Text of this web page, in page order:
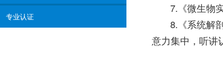
专业认证
7.《微生物
8.《系统解
意力集中，听讲